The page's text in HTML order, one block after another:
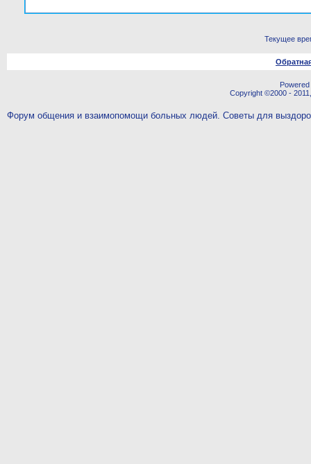
Текущее
Copyright ©2000 -
Форум общения и взаимопомощи больных людей. Советы для